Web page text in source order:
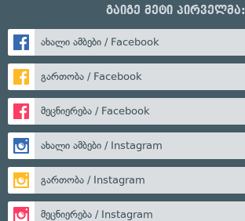
გაიგე მეტი პირველმა:
ახალი ამბები / Facebook
გართობა / Facebook
მეცნიერება / Facebook
ახალი ამბები / Instagram
გართობა / Instagram
მეცნიერება / Instagram